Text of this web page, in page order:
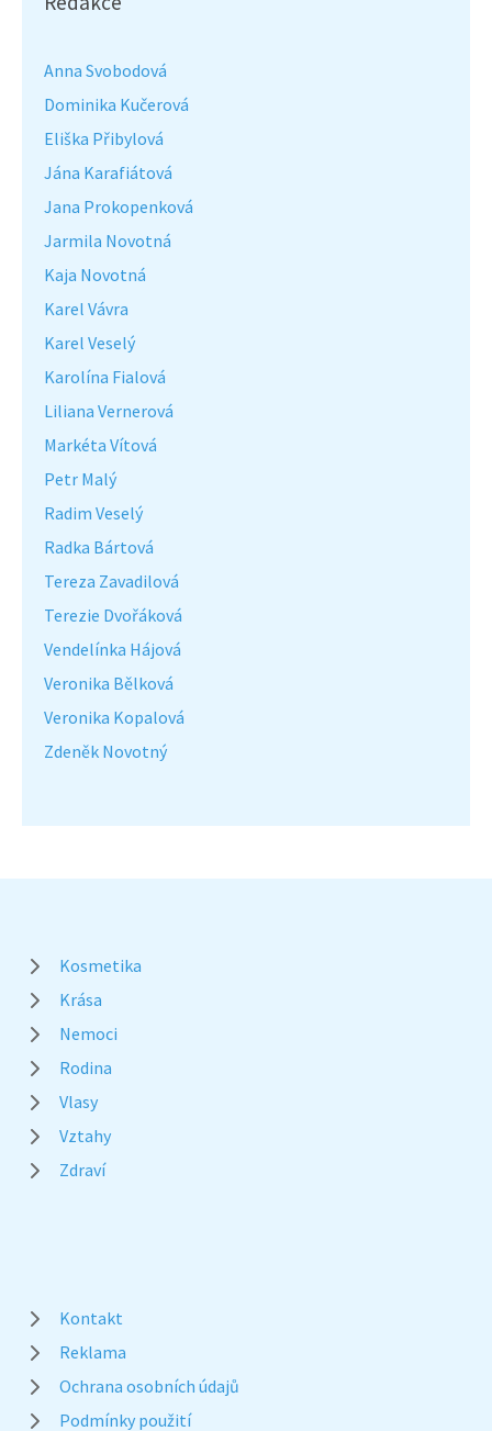
Anna Svobodová
Dominika Kučerová
Eliška Přibylová
Jána Karafiátová
Jana Prokopenková
Jarmila Novotná
Kaja Novotná
Karel Vávra
Karel Veselý
Karolína Fialová
Liliana Vernerová
Markéta Vítová
Petr Malý
Radim Veselý
Radka Bártová
Tereza Zavadilová
Terezie Dvořáková
Vendelínka Hájová
Veronika Bělková
Veronika Kopalová
Zdeněk Novotný
Kosmetika
Krása
Nemoci
Rodina
Vlasy
Vztahy
Zdraví
Kontakt
Reklama
Ochrana osobních údajů
Podmínky použití